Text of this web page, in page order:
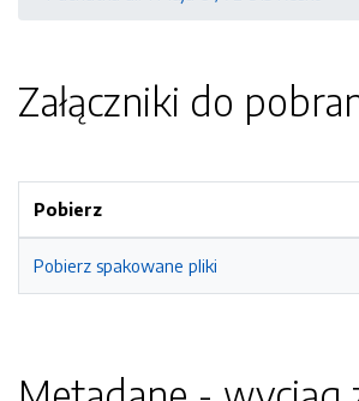
Załączniki do
Pobierz
Pobierz spakowane pliki